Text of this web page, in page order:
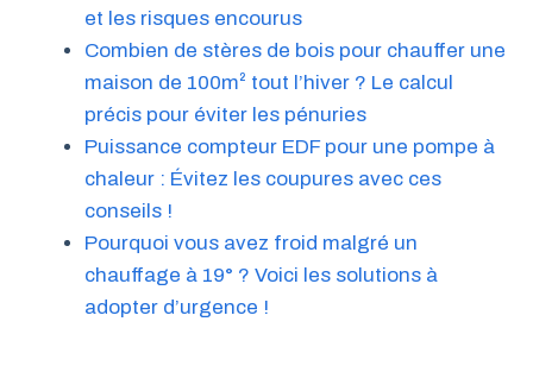
et les risques encourus
Combien de stères de bois pour chauffer une
maison de 100m² tout l’hiver ? Le calcul
précis pour éviter les pénuries
Puissance compteur EDF pour une pompe à
chaleur : Évitez les coupures avec ces
conseils !
Pourquoi vous avez froid malgré un
chauffage à 19° ? Voici les solutions à
adopter d’urgence !